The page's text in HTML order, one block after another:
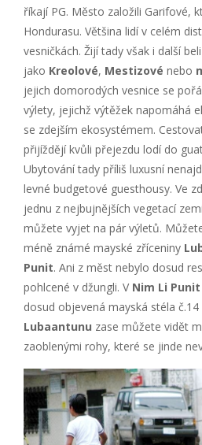
říkají PG. Město založili Garifové,
Hondurasu. Většina lidí v celém
vesničkách. Žijí tady však i další
jako Kreolové, Mestizové nebo
jejich domorodých vesnice se
výlety, jejichž výtěžek napomáhá
se zdejším ekosystémem.
přijíždějí kvůli přejezdu lodí do
Ubytování tady příliš luxusní
levné budgetové guesthousy. Ve
jednu z nejbujnějších vegetací
můžete vyjet na pár výletů.
méně známé mayské zříceniny
Punit. Ani z měst nebylo dosud
pohlcené v džungli. V Nim Li Punit
dosud objevená mayská stéla
Lubaantunu zase můžete vidět
zaoblenými rohy, které se jinde